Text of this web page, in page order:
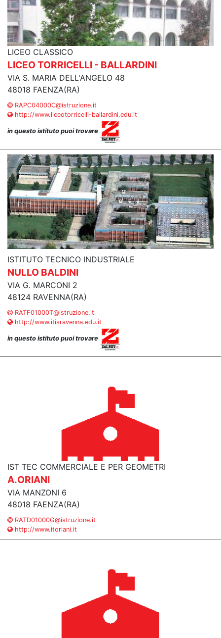
LICEO CLASSICO
LICEO TORRICELLI - BALLARDINI
VIA S. MARIA DELL'ANGELO 48
48018 FAENZA(RA)
RAPC04000C@istruzione.it
http://www.liceotorricelli-ballardini.edu.it
in questo istituto puoi trovare
ISTITUTO TECNICO INDUSTRIALE
NULLO BALDINI
VIA G. MARCONI 2
48124 RAVENNA(RA)
RATF01000T@istruzione.it
http://www.itisravenna.edu.it
in questo istituto puoi trovare
IST TEC COMMERCIALE E PER GEOMETRI
A.ORIANI
VIA MANZONI 6
48018 FAENZA(RA)
RATD01000G@istruzione.it
http://www.itoriani.it